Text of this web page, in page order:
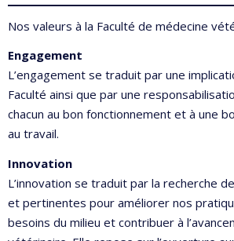
Nos valeurs à la Faculté de médecine
Engagement
L’engagement se traduit par une
Faculté ainsi que par une
chacun au bon fonctionnement et à une
au travail.
Innovation
L’innovation se traduit par la recherche
et pertinentes pour améliorer nos
besoins du milieu et contribuer à